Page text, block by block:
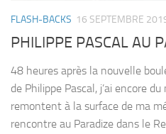
FLASH-BACKS 16 SEPTEMBRE
PHILIPPE PASCAL AU
48 heures après la nouvelle
de Philippe Pascal, j’ai encore
remontent à la surface de ma
rencontre au Paradize dans le